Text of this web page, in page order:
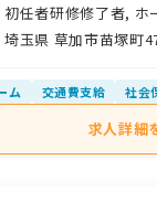
初任者研修修了者, ホ
埼玉県 草加市苗塚町
ム 交通費支給 社会
求人詳細